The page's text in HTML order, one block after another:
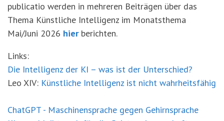
publicatio werden in mehreren Beiträgen über das
Thema Künstliche Intelligenz im Monatsthema
Mai/Juni 2026 hier berichten.
Links:
Die Intelligenz der KI – was ist der Unterschied?
Leo XIV: Künstliche Intelligenz ist nicht wahrheitsfähig
ChatGPT - Maschinensprache gegen Gehirnsprache